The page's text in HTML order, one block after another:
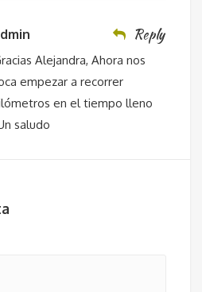
Reply
Alejandra, Ahora nos
empezar a recorrer
en el tiempo lleno
saludo